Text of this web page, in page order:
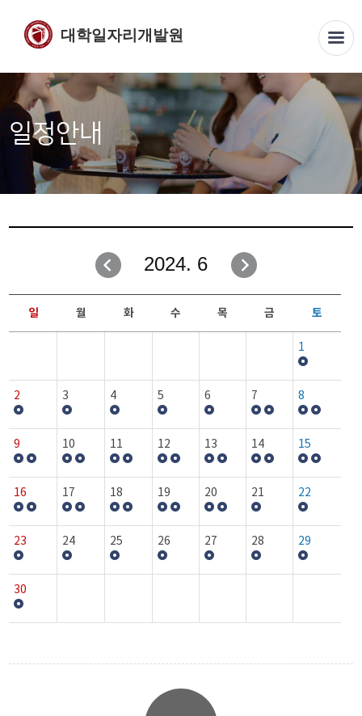
대학일자리개발원
일정안내
2024. 6
일 월 화 수 목 금 토
1
2 3 4 5 6 7 8
9 10 11 12 13 14 15
16 17 18 19 20 21 22
23 24 25 26 27 28 29
30